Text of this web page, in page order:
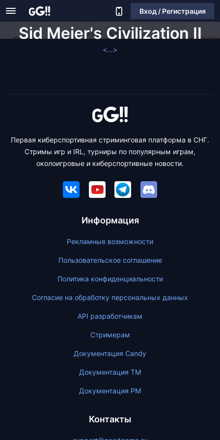
Вход / Регистрация
Sid Meier's Civilization II
<...>
Первая киберспортивная стриминговая платформа в СНГ.
Стримы игр и IRL, турниры по популярным играм,
околоигровые и киберспортивные новости.
Информация
Рекламные возможности
Пользовательское соглашение
Политика конфиденциальности
Согласие на обработку персональных данных
API разработчикам
Стримерам
Документация Candy
Документация ТМ
Документация PM
Контакты